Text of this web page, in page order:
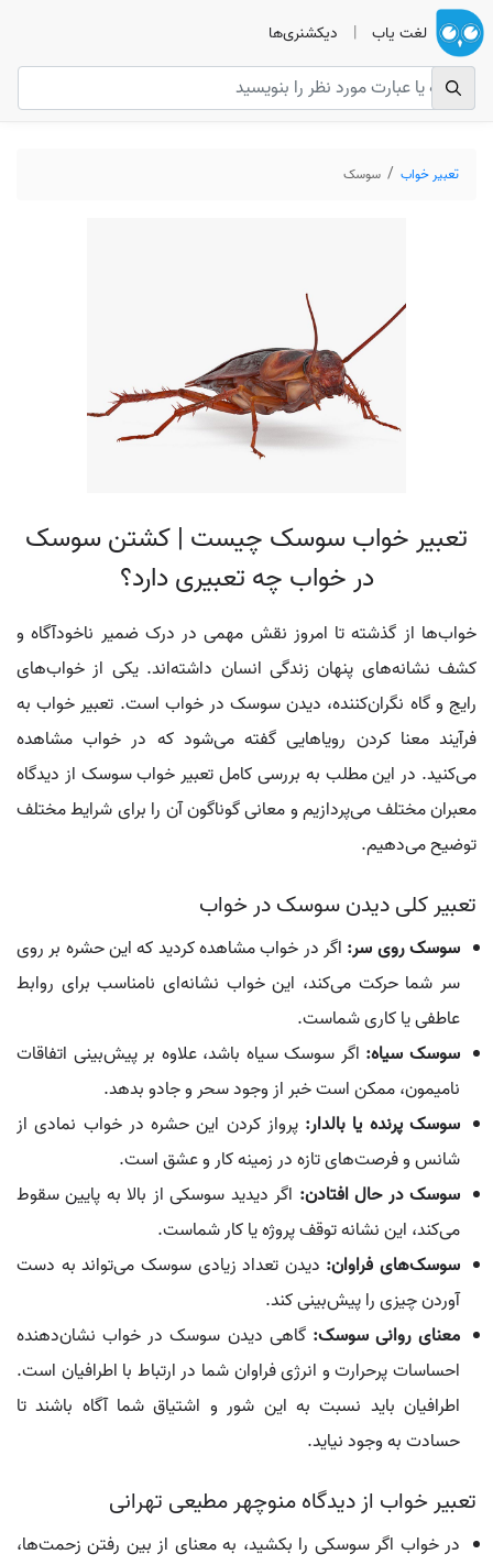
لغت یاب | دیکشنری‌ها
تعبیر خواب سوسک
تعبیر خواب سوسک چیست | کشتن سوسک
در خواب چه تعبیری دارد؟
خواب‌ها از گذشته تا امروز نقش مهمی در درک ضمیر ناخودآگاه و
کشف نشانه‌های پنهان زندگی انسان داشته‌اند. یکی از خواب‌های
رایج و گاه نگران‌کننده، دیدن سوسک در خواب است. تعبیر خواب به
فرآیند معنا کردن رویاهایی گفته می‌شود که در خواب مشاهده
می‌کنید. در این مطلب به بررسی کامل تعبیر خواب سوسک از دیدگاه
معبران مختلف می‌پردازیم و معانی گوناگون آن را برای شرایط مختلف
توضیح می‌دهیم.
تعبیر کلی دیدن سوسک در خواب
سوسک روی سر: اگر در خواب مشاهده کردید که این حشره بر روی
سر شما حرکت می‌کند، این خواب نشانه‌ای نامناسب برای روابط
عاطفی یا کاری شماست.
سوسک سیاه: اگر سوسک سیاه باشد، علاوه بر پیش‌بینی اتفاقات
نامیمون، ممکن است خبر از وجود سحر و جادو بدهد.
سوسک پرنده یا بالدار: پرواز کردن این حشره در خواب نمادی از
شانس و فرصت‌های تازه در زمینه کار و عشق است.
سوسک در حال افتادن: اگر دیدید سوسکی از بالا به پایین سقوط
می‌کند، این نشانه توقف پروژه یا کار شماست.
سوسک‌های فراوان: دیدن تعداد زیادی سوسک می‌تواند به دست
آوردن چیزی را پیش‌بینی کند.
معنای روانی سوسک:گاهی دیدن سوسک در خواب نشان‌دهنده
احساسات پرحرارت و انرژی فراوان شما در ارتباط با اطرافیان است.
اطرافیان باید نسبت به این شور و اشتیاق شما آگاه باشند تا
حسادت به وجود نیاید.
تعبیر خواب از دیدگاه منوچهر مطیعی تهرانی
در خواب اگر سوسکی را بکشید، به معنای از بین رفتن زحمت‌ها،